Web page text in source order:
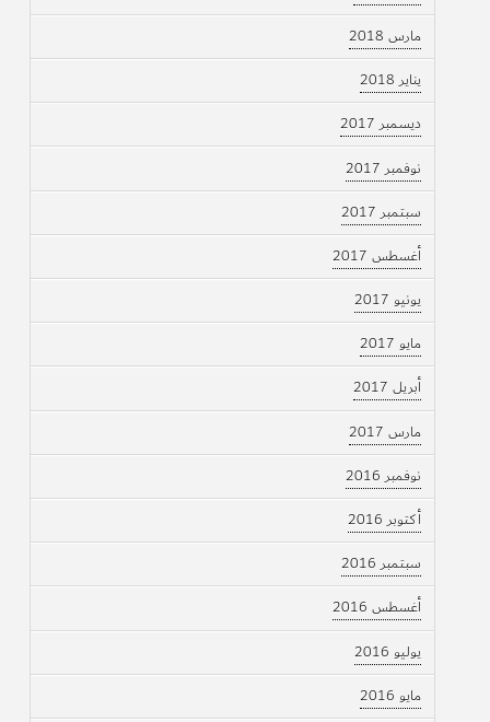
مارس 2018
يناير 2018
ديسمبر 2017
نوفمبر 2017
سبتمبر 2017
أغسطس 2017
يونيو 2017
مايو 2017
أبريل 2017
مارس 2017
نوفمبر 2016
أكتوبر 2016
سبتمبر 2016
أغسطس 2016
يوليو 2016
مايو 2016